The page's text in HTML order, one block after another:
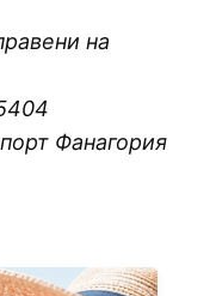
на
Фанагория